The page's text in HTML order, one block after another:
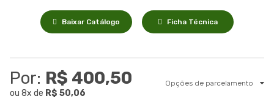
Baixar Catálogo Ficha Técnica
Por: R$ 400,50
ou 8x de R$ 50,06
Opções de parcelamento